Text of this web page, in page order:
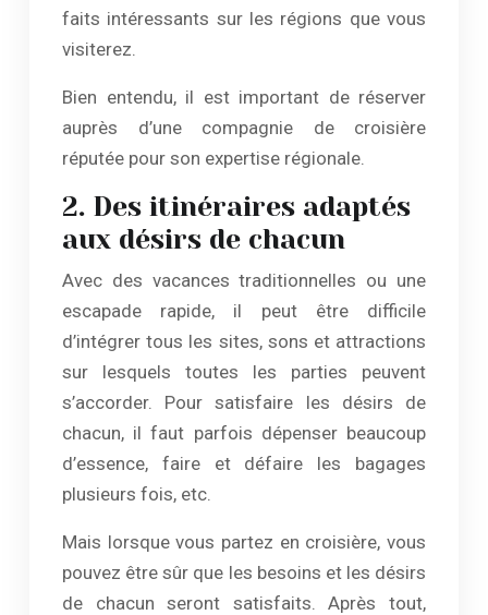
faits intéressants sur les régions que vous
visiterez.
Bien entendu, il est important de réserver
auprès d’une compagnie de croisière
réputée pour son expertise régionale.
2. Des itinéraires adaptés
aux désirs de chacun
Avec des vacances traditionnelles ou une
escapade rapide, il peut être difficile
d’intégrer tous les sites, sons et attractions
sur lesquels toutes les parties peuvent
s’accorder. Pour satisfaire les désirs de
chacun, il faut parfois dépenser beaucoup
d’essence, faire et défaire les bagages
plusieurs fois, etc.
Mais lorsque vous partez en croisière, vous
pouvez être sûr que les besoins et les désirs
de chacun seront satisfaits. Après tout,